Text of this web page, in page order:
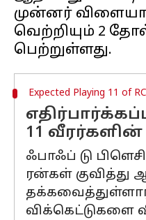
முன்னர்
வெற்றியும் 2
Expected Playing 11 of
11 வீரர்களின்
ஃபாஃப் டு
ரன்கள் குவித்து
தக்கவைத்துள்ளார்.
விக்கெட்டுகளை